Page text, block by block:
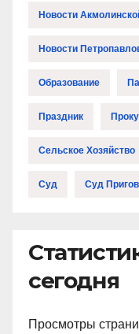
Новости
Новости
Образование
Праздник
Сельское Хозяйство
Суд Суд
сегодня
Просмотры